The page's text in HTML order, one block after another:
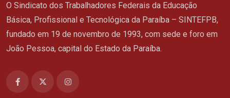
O Sindicato dos Trabalhadores Federais da Educação
Básica, Profissional e Tecnológica da Paraíba – SINTEFPB,
fundado em 19 de novembro de 1993, com sede e foro em
João Pessoa, capital do Estado da Paraíba.